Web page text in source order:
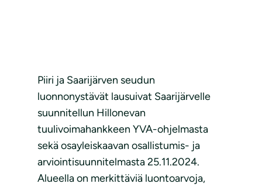
Piiri ja Saarijärven seudun
luonnonystävät lausuivat Saarijärvelle
suunnitellun Hillonevan
tuulivoimahankkeen YVA-ohjelmasta
sekä osayleiskaavan osallistumis- ja
arviointisuunnitelmasta 25.11.2024.
Alueella on merkittäviä luontoarvoja,